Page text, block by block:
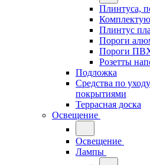
Плинтуса,
Плинтус
Пороги
Пороги
Розетты
Подложка
Средства по
покрытиями
Террасная доска
Освещение
Освещение
Лампы